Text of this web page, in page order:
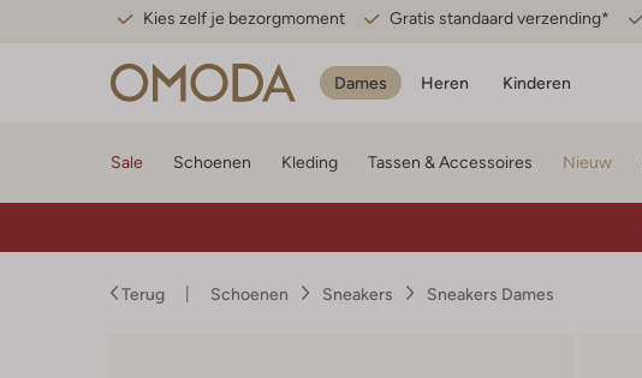
Kies zelf je bezorgmoment Gratis standaard verzending*
Dames Heren Kinderen
Sale Schoenen Kleding Tassen & Accessoires Nieuw
Terug Schoenen Sneakers Sneakers Dames